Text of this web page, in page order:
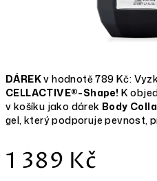
DÁREKv hodnotě 789 Kč:
CELLACTIVE®-Shape! K
v košíku jako dárek Body
gel, který podporuje pevnost,
1 389 Kč